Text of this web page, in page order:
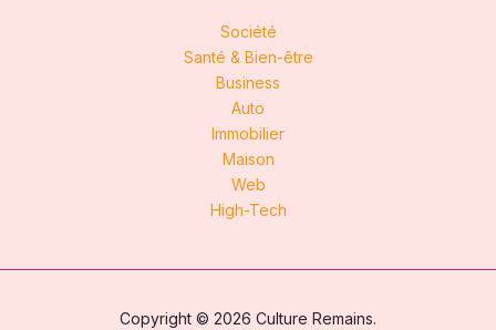
Société
Santé & Bien-être
Business
Auto
Immobilier
Maison
Web
High-Tech
Copyright © 2026 Culture Remains.